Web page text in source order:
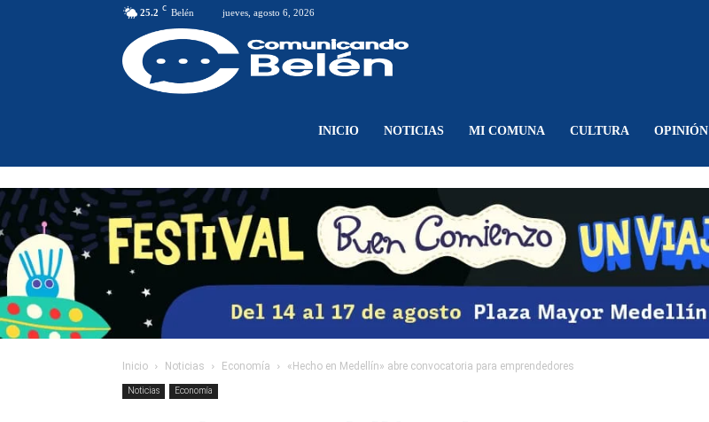
25.2 C Belén jueves, agosto 6, 2026
Belén
INICIO NOTICIAS MI COMUNA CULTURA OPINIÓN
Inicio Noticias Economía «Hecho en Medellín» abre convocatoria para emprendedores
Noticias Economía